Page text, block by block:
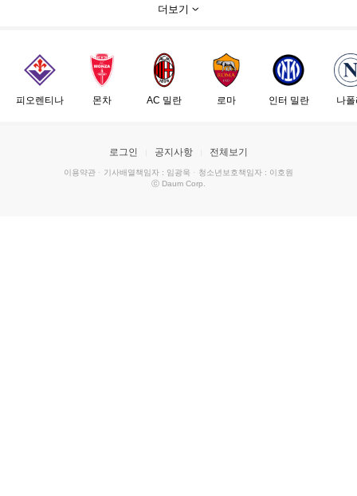
더보기
피오렌티나 몬차 AC 밀란 로마 인터 밀란 나
로그인 공지사항 전체보기
이용약관 · 기사배열책임자 : 임광욱 · 청소년보호책임자 : 이호원
ⓒ Daum Corp.